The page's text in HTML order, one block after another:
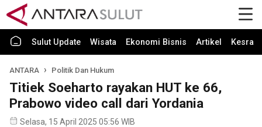
Sulut Update Wisata Ekonomi Bisnis Artikel Kesra
ANTARA Politik Dan Hukum
Titiek Soeharto rayakan HUT ke 66,
Prabowo video call dari Yordania
Selasa, 15 April 2025 05:56 WIB